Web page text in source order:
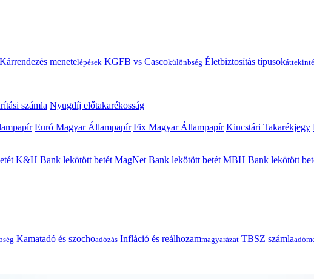
Kárrendezés menetelépések KGFB vs Cascokülönbség Életbiztosítás típusok
számla Nyugdíj előtakarékosság
Euró Magyar Állampapír Fix Magyar Állampapír Kincstári Takarékjegy
K&H Bank lekötött betét MagNet Bank lekötött betét MBH Bank lekötött
Kamatadó és szochoadózás Infláció és reálhozammagyarázat TBSZ számla